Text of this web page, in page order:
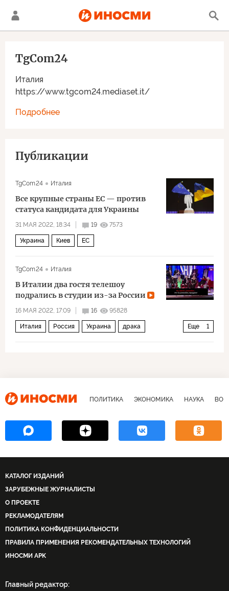
Италия
https://www.tgcom24.mediaset.it/
TgCom24
Подробнее
Публикации
TgCom24 Италия
Все крупные страны ЕС — против
статуса кандидата для Украины
31 МАЯ 2022, 18:34 19 7573
Украина Киев ЕС
TgCom24 Италия
В Италии два гостя телешоу
подрались в студии из-за России
16 МАЯ 2022, 17:09 16 95828
Еще 1
Италия Россия Украина драка
ПОЛИТИКА ЭКОНОМИКА НАУКА
КАТАЛОГ ИЗДАНИЙ
ЗАРУБЕЖНЫЕ ЖУРНАЛИСТЫ
О ПРОЕКТЕ
РЕКЛАМОДАТЕЛЯМ
ПОЛИТИКА КОНФИДЕНЦИАЛЬНОСТИ
ПРАВИЛА ПРИМЕНЕНИЯ РЕКОМЕНДАТЕЛЬНЫХ ТЕХНОЛОГИЙ
ИНОСМИ APK
Главный редактор: